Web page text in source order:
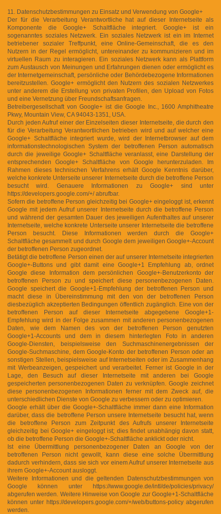
11. Datenschutzbestimmungen zu Einsatz und Verwendung von Google+
Der für die Verarbeitung Verantwortliche hat auf dieser Internetseite als
Komponente die Google+ Schaltfläche integriert. Google+ ist ein
sogenanntes soziales Netzwerk. Ein soziales Netzwerk ist ein im Internet
betriebener sozialer Treffpunkt, eine Online-Gemeinschaft, die es den
Nutzern in der Regel ermöglicht, untereinander zu kommunizieren und im
virtuellen Raum zu interagieren. Ein soziales Netzwerk kann als Plattform
zum Austausch von Meinungen und Erfahrungen dienen oder ermöglicht es
der Internetgemeinschaft, persönliche oder Behördebezogene Informationen
bereitzustellen. Google+ ermöglicht den Nutzern des sozialen Netzwerkes
unter anderem die Erstellung von privaten Profilen, den Upload von Fotos
und eine Vernetzung über Freundschaftsanfragen.
Betreibergesellschaft von Google+ ist die Google Inc., 1600 Amphitheatre
Pkwy, Mountain View, CA 94043-1351, USA.
Durch jeden Aufruf einer der Einzelseiten dieser Internetseite, die durch den
für die Verarbeitung Verantwortlichen betrieben wird und auf welcher eine
Google+ Schaltfläche integriert wurde, wird der Internetbrowser auf dem
informationstechnologischen System der betroffenen Person automatisch
durch die jeweilige Google+ Schaltfläche veranlasst, eine Darstellung der
entsprechenden Google+ Schaltfläche von Google herunterzuladen. Im
Rahmen dieses technischen Verfahrens erhält Google Kenntnis darüber,
welche konkrete Unterseite unserer Internetseite durch die betroffene Person
besucht wird. Genauere Informationen zu Google+ sind unter
https://developers.google.com/+/ abrufbar.
Sofern die betroffene Person gleichzeitig bei Google+ eingeloggt ist, erkennt
Google mit jedem Aufruf unserer Internetseite durch die betroffene Person
und während der gesamten Dauer des jeweiligen Aufenthaltes auf unserer
Internetseite, welche konkrete Unterseite unserer Internetseite die betroffene
Person besucht. Diese Informationen werden durch die Google+
Schaltfläche gesammelt und durch Google dem jeweiligen Google+-Account
der betroffenen Person zugeordnet.
Betätigt die betroffene Person einen der auf unserer Internetseite integrierten
Google+-Buttons und gibt damit eine Google+1 Empfehlung ab, ordnet
Google diese Information dem persönlichen Google+-Benutzerkonto der
betroffenen Person zu und speichert diese personenbezogenen Daten.
Google speichert die Google+1-Empfehlung der betroffenen Person und
macht diese in Übereinstimmung mit den von der betroffenen Person
diesbezüglich akzeptierten Bedingungen öffentlich zugänglich. Eine von der
betroffenen Person auf dieser Internetseite abgegebene Google+1-
Empfehlung wird in der Folge zusammen mit anderen personenbezogenen
Daten, wie dem Namen des von der betroffenen Person genutzten
Google+1-Accounts und dem in diesem hinterlegten Foto in anderen
Google-Diensten, beispielsweise den Suchmaschinenergebnissen der
Google-Suchmaschine, dem Google-Konto der betroffenen Person oder an
sonstigen Stellen, beispielsweise auf Internetseiten oder im Zusammenhang
mit Werbeanzeigen, gespeichert und verarbeitet. Ferner ist Google in der
Lage, den Besuch auf dieser Internetseite mit anderen bei Google
gespeicherten personenbezogenen Daten zu verknüpfen. Google zeichnet
diese personenbezogenen Informationen ferner mit dem Zweck auf, die
unterschiedlichen Dienste von Google zu verbessern oder zu optimieren.
Google erhält über die Google+-Schaltfläche immer dann eine Information
darüber, dass die betroffene Person unsere Internetseite besucht hat, wenn
die betroffene Person zum Zeitpunkt des Aufrufs unserer Internetseite
gleichzeitig bei Google+ eingeloggt ist; dies findet unabhängig davon statt,
ob die betroffene Person die Google+-Schaltfläche anklickt oder nicht.
Ist eine Übermittlung personenbezogener Daten an Google von der
betroffenen Person nicht gewollt, kann diese eine solche Übermittlung
dadurch verhindern, dass sie sich vor einem Aufruf unserer Internetseite aus
ihrem Google+-Account ausloggt.
Weitere Informationen und die geltenden Datenschutzbestimmungen von
Google können unter https://www.google.de/intl/de/policies/privacy/
abgerufen werden. Weitere Hinweise von Google zur Google+1-Schaltfläche
können unter https://developers.google.com/+/web/buttons-policy abgerufen
werden.